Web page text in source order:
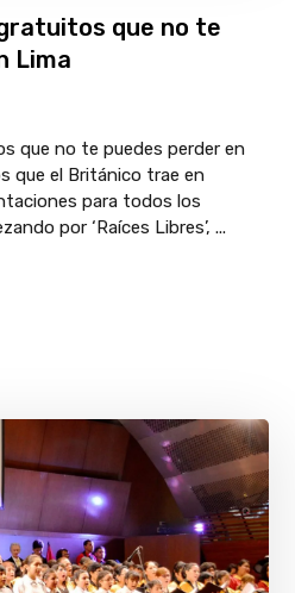
que no te
Lima
que no te puedes perder en
que el Británico trae en
para todos los
por ‘Raíces Libres’, ...